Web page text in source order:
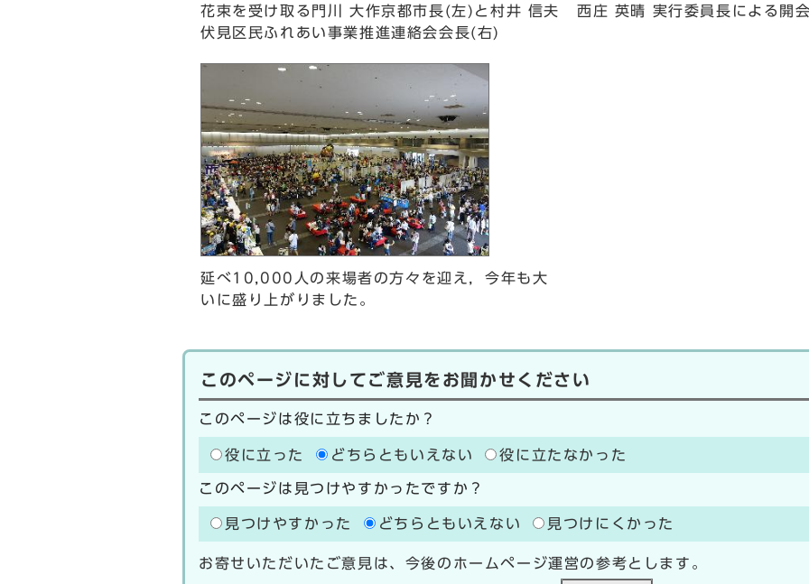
花束を受け取る門川 大作京都市長(左)と村井 信夫
伏見区民ふれあい事業推進連絡会会長(右)
西庄 英晴 実行委員長による開
延べ10,000人の来場者の方々を迎え，今年も大
いに盛り上がりました。
このページに対してご意見をお聞かせください
このページは役に立ちましたか？
役に立った どちらともいえない 役に立たなかった
このページは見つけやすかったですか？
見つけやすかった どちらともいえない 見つけにくかった
お寄せいただいたご意見は、今後のホームページ運営の参考とします。